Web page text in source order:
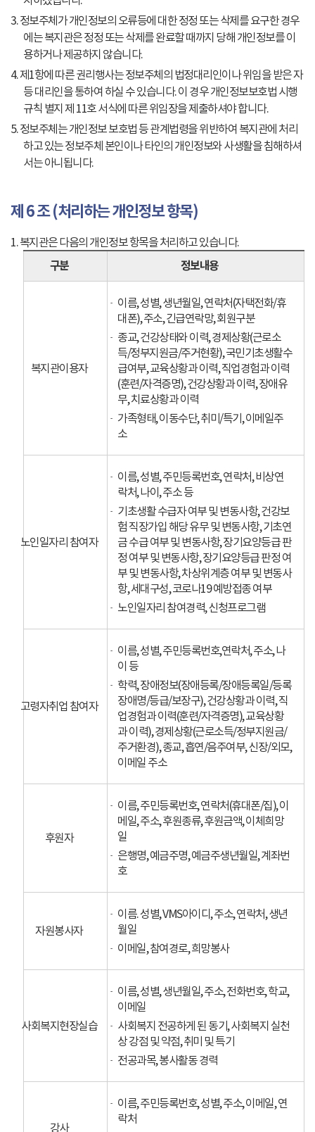
3. 정보주체가 개인정보의 오류등에 대한 정정 또는 삭제를 요구한 경우
에는 복지관은 정정 또는 삭제를 완료할 때까지 당해 개인정보를 이
용하거나 제공하지 않습니다.
4. 제1항에 따른 권리행사는 정보주체의 법정대리인이나 위임을 받은 자
등 대리인을 통하여 하실 수 있습니다. 이 경우 개인정보보호법 시행
규칙 별지 제 11호 서식에 따른 위임장을 제출하셔야 합니다.
5. 정보주체는 개인정보 보호법 등 관계법령을 위반하여 복지관에 처리
하고 있는 정보주체 본인이나 타인의 개인정보와 사생활을 침해하셔
서는 아니됩니다.
제 6 조 (처리하는 개인정보 항목)
1. 복지관은 다음의 개인정보 항목을 처리하고 있습니다.
구분 정보내용
복지관이용자
이름, 성별, 생년월일, 연락처(자택전화/휴
대폰), 주소, 긴급연락망, 회원구분
종교, 건강상태와 이력, 경제상황(근로소
득/정부지원금/주거현황), 국민기초생활수
급여부, 교육상황과 이력, 직업경험과 이력
(훈련/자격증명), 건강상황과 이력, 장애유
무, 치료상황과 이력
가족형태, 이동수단, 취미/특기, 이메일주
소
노인일자리 참여자
이름, 성별, 주민등록번호, 연락처, 비상연
락처, 나이, 주소 등
기초생활 수급자 여부 및 변동사항, 건강보
험 직장가입 해당 유무 및 변동사항, 기초연
금 수급 여부 및 변동사항, 장기요양등급 판
정 여부 및 변동사항, 장기요양등급 판정 여
부 및 변동사항, 차상위계층 여부 및 변동사
항, 세대구성, 코로나19 예방접종 여부
노인일자리 참여경력, 신청프로그램
고령자취업 참여자
이름, 성별, 주민등록번호,연락처, 주소, 나
이 등
학력, 장애정보(장애등록/장애등록일/등록
장애명/등급/보장구), 건강상황과 이력, 직
업경험과 이력(훈련/자격증명), 교육상황
과 이력), 경제상황(근로소득/정부지원금/
주거환경), 종교, 흡연/음주여부, 신장/외모,
이메일 주소
후원자
이름, 주민등록번호, 연락처(휴대폰/집), 이
메일, 주소, 후원종류, 후원금액, 이체희망
일
은행명, 예금주명, 예금주생년월일, 계좌번
호
자원봉사자
이름. 성별, VMS아이디, 주소, 연락처, 생년
월일
이메일, 참여경로, 희망봉사
사회복지현장실습
이름, 성별, 생년월일, 주소, 전화번호, 학교,
이메일
사회복지 전공하게 된 동기, 사회복지 실천
상 강점 및 약점, 취미 및 특기
전공과목, 봉사활동 경력
강사
이름, 주민등록번호, 성별, 주소, 이메일, 연
락처